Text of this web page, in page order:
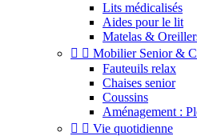
Lits médicalisés
Aides pour le lit
Matelas &
  Mobilier Senior &
Fauteuils relax
Chaises senior
Coussins
Aménagement :
  Vie quotidienne